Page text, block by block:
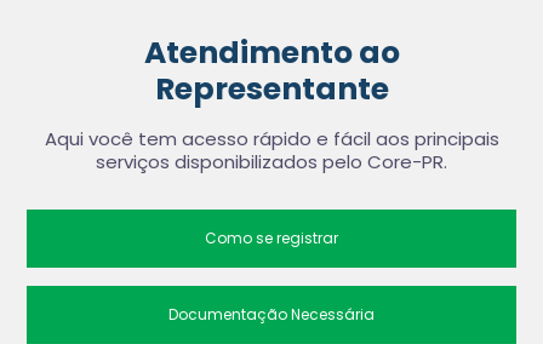
Atendimento ao
Representante
Aqui você tem acesso rápido e fácil aos principais
serviços disponibilizados pelo Core-PR.
Como se registrar
Documentação Necessária